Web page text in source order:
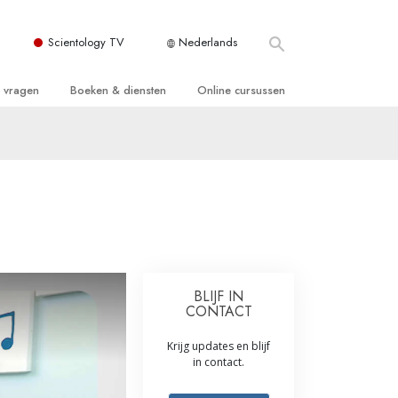
Scientology TV Nederlands
van Scientology
Boeken & diensten
voor beginners
Online cursussen
Assisten voor Ziektes en Verwondingen
BLIJF IN
CONTACT
Krijg updates en blijf
in contact.